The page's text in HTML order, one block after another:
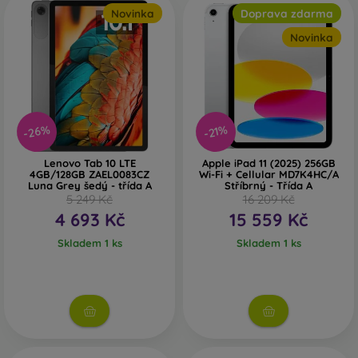
V naší nabídce naleznete mnoho různých modelů a značek
tabletů. Stačí si vybrat podle toho, které parametry jsou pro
vás nejdůležitější. Pokud byste s výběrem tabletu
potřebovali poradit, neváhejte se na nás obrátit.
-26%
Novinka
Lenovo Tab 10 LTE
4GB/128GB ZAEL0083CZ
Luna Grey šedý - třída A
5 249 Kč
4 693 Kč
Skladem 1 ks
-21%
Doprava zdarma
Novinka
Apple iPad 11 (2025) 256GB
Wi-Fi + Cellular MD7K4HC/A
Stříbrný - Třída A
16 209 Kč
15 559 Kč
Skladem 1 ks